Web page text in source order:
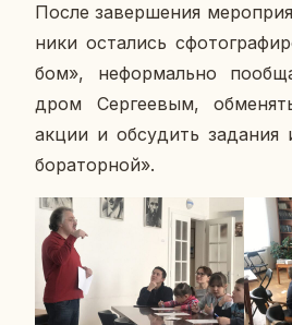
После за­вер­ше­ния
ни­ки оста­лись
бом», нефор­маль­но
дром Сер­ге­е­вым,
акции и об­су­дить за­да­ния
бо­ра­тор­ной».